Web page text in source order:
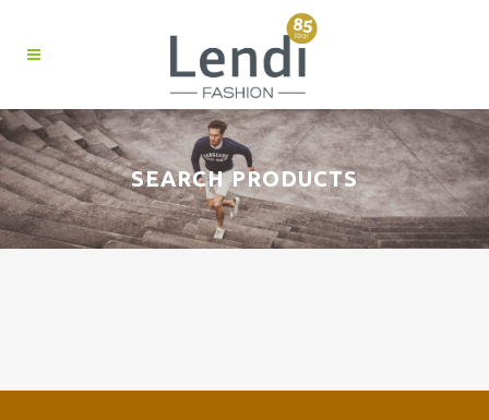
SEARCH PRODUCTS